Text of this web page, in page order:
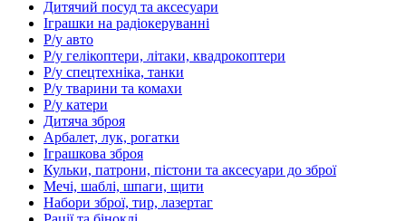
Дитячий посуд та аксесуари
Іграшки на радіокеруванні
Р/у авто
Р/у гелікоптери, літаки, квадрокоптери
Р/у спецтехніка, танки
Р/у тварини та комахи
Р/у катери
Дитяча зброя
Арбалет, лук, рогатки
Іграшкова зброя
Кульки, патрони, пістони та аксесуари до зброї
Мечі, шаблі, шпаги, щити
Набори зброї, тир, лазертаг